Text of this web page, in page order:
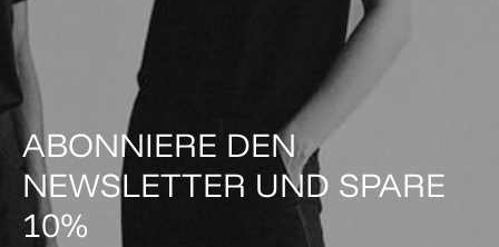
ABONNIERE DEN
NEWSLETTER UND SPARE
10%